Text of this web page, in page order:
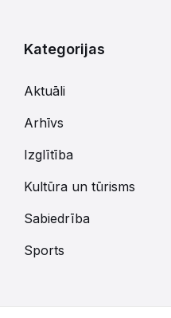
Kategorijas
Aktuāli
Arhīvs
Izglītība
Kultūra un tūrisms
Sabiedrība
Sports